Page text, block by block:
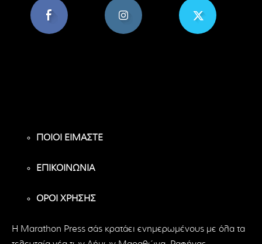
ΠΟΙΟΙ ΕΙΜΑΣΤΕ
ΕΠΙΚΟΙΝΩΝΙΑ
ΟΡΟΙ ΧΡΗΣΗΣ
H Marathon Press σάς κρατάει ενημερωμένους με όλα τα